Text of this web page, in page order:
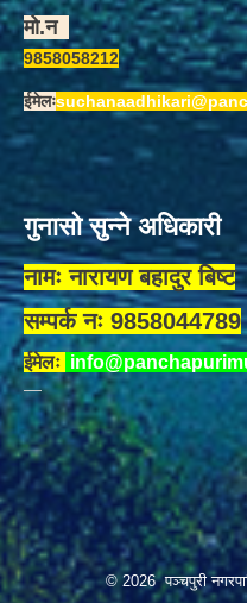
मो.न
9858058212
ईमेलः
गुनासो सुन्ने अधिकारी
नामः नारायण बहादुर बिष्ट
सम्पर्क नः 9858044789
ईमेलः
© 2026 पञ्चपुरी